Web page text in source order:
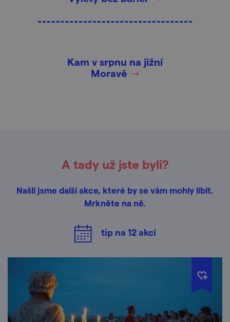
Kam v srpnu na jižní
Moravě
A tady už jste byli?
Našli jsme další akce, které by se vám mohly líbit.
Mrkněte na ně.
tip na 12akcí